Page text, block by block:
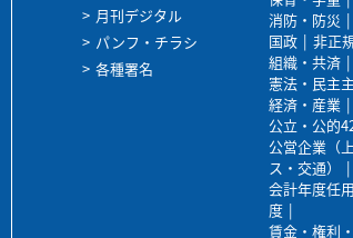
月刊デジタル
パンフ・チラシ
各種署名
消防・防災
国政
非正
組織・共済
憲法・民主
経済・産業
公立・公的
公営企業（
ス・交通）
会計年度任
度
賃金・権利